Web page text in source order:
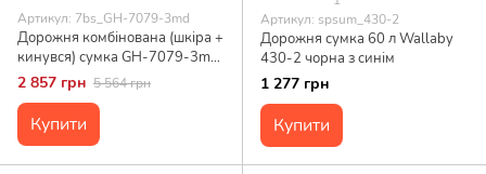
Артикул: 7bs_GH-7079-3md
Дорожня комбінована (шкіра +
кинувся) сумка GH-7079-3md
бренду TARWA
2 857 грн 5 564 грн
Купити
Артикул: spsum_430-2
Дорожня сумка 60 л Wallaby
430-2 чорна з синім
1 277 грн
Купити